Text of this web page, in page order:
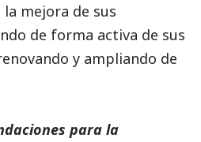
mejora de sus
de forma activa de sus
y ampliando de
para la